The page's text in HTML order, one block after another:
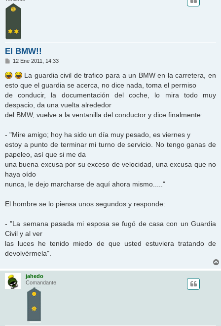
El BMW!!
M
n
s
a
j
e
12 Ene 2011, 14:33
La guardia civil de trafico para a un BMW en la carretera, en
esto que el guardia se acerca, no dice nada, toma el permiso
de conducir, la documentación del coche, lo mira todo muy
despacio, da una vuelta alrededor
del BMW, vuelve a la ventanilla del conductor y dice finalmente:
- "Mire amigo; hoy ha sido un día muy pesado, es viernes y
estoy a punto de terminar mi turno de servicio. No tengo ganas de
papeleo, así que si me da
una buena excusa por su exceso de velocidad, una excusa que no
haya oído
nunca, le dejo marcharse de aquí ahora mismo....."
El hombre se lo piensa unos segundos y responde:
- "La semana pasada mi esposa se fugó de casa con un Guardia
Civil y al ver
las luces he tenido miedo de que usted estuviera tratando de
devolvérmela".
jahedo
Comandante